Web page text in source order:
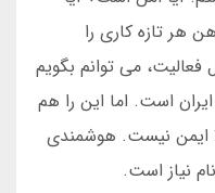
هر تازه کاری را
کند. امروز بعد از ۳ سال فعالیت، می توانم بگویم
است. اما این را هم
هیچ سایت شرط بندی ۱۰۰٪ ایمن نیست. هوشمندی
نیاز است.